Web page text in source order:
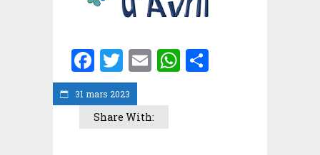
31 mars 2023
Facebook
Twitter
EmailWhatsApp
Share With: